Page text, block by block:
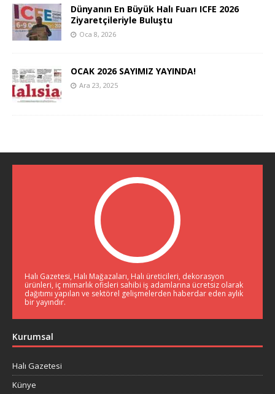
Dünyanın En Büyük Halı Fuarı ICFE 2026
Ziyaretçileriyle Buluştu
Oca 8, 2026
OCAK 2026 SAYIMIZ YAYINDA!
Ara 23, 2025
Halı Gazetesi, Halı Mağazaları, Halı üreticileri, dekorasyon
ürünleri, iç mimarlık ofisleri sahibi iş adamlarına ücretsiz olarak
dağıtımı yapılan ve sektörel gelişmelerden haberdar eden aylık
bir yayındır.
Kurumsal
Halı Gazetesi
Künye